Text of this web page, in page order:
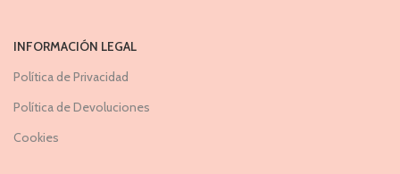
INFORMACIÓN LEGAL
Política de Privacidad
Política de Devoluciones
Cookies